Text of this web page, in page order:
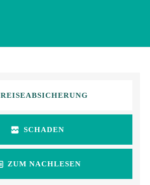
REISEABSICHERUNG
SCHADEN
ZUM NACHLESEN